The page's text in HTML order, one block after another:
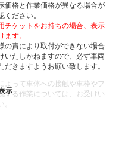
価格と作業価格が異なる場合が
ださい。
チケットをお持ちの場合、表示
す。
責により取付ができない場合
いたしかねますので、必ず車両
きますようお願い致します。
って車体への接触や車枠やフ
する作業については、お受けい